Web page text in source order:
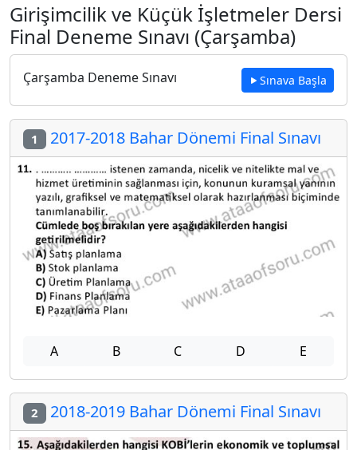
Girişimcilik ve Küçük İşletmeler Dersi
Final Deneme Sınavı (Çarşamba)
Çarşamba Deneme Sınavı Sınava Başla
1 2017-2018 Bahar Dönemi Final Sınavı
A B C D E
2 2018-2019 Bahar Dönemi Final Sınavı